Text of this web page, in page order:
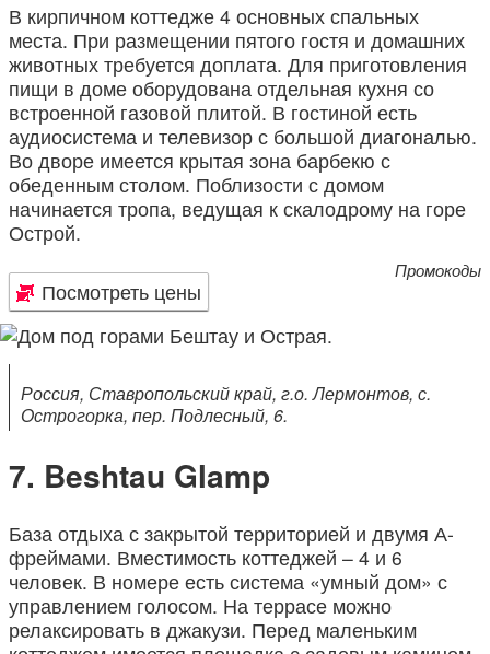
В кирпичном коттедже 4 основных спальных
места. При размещении пятого гостя и домашних
животных требуется доплата. Для приготовления
пищи в доме оборудована отдельная кухня со
встроенной газовой плитой. В гостиной есть
аудиосистема и телевизор с большой диагональю.
Во дворе имеется крытая зона барбекю с
обеденным столом. Поблизости с домом
начинается тропа, ведущая к скалодрому на горе
Острой.
Посмотреть цены
Промокоды
Россия, Ставропольский край, г.о. Лермонтов, с.
Острогорка, пер. Подлесный, 6.
Beshtau Glamp
База отдыха с закрытой территорией и двумя А-
фреймами. Вместимость коттеджей – 4 и 6
человек. В номере есть система «умный дом» с
управлением голосом. На террасе можно
релаксировать в джакузи. Перед маленьким